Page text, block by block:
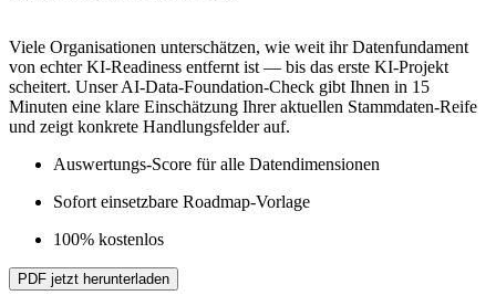
Viele Organisationen unterschätzen, wie weit ihr Datenfundament
von echter KI-Readiness entfernt ist — bis das erste KI-Projekt
scheitert. Unser AI-Data-Foundation-Check gibt Ihnen in 15
Minuten eine klare Einschätzung Ihrer aktuellen Stammdaten-Reife
und zeigt konkrete Handlungsfelder auf.
Auswertungs-Score für alle Datendimensionen
Sofort einsetzbare Roadmap-Vorlage
100% kostenlos
PDF jetzt herunterladen